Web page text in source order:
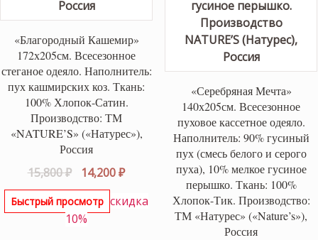
«Благородный Кашемир»
172х205см. Всесезонное
стеганое одеяло. Наполнитель:
пух кашмирских коз. Ткань:
100% Хлопок-Сатин.
Производство: ТМ
«NATURE’S» («Натурес»),
Россия
15,800₽
Первоначальная
цена
составляла
15,800 ₽.
14,200₽Текущая
14,200 ₽.
Быстрый просмотр скидка
10%
«Серебряная Мечта»
140х205см. Всесезонное
пуховое кассетное одеяло.
Наполнитель: 90% гусиный
пух (смесь белого и серого
пуха), 10% мелкое гусиное
перышко. Ткань: 100%
Хлопок-Тик. Производство:
ТМ «Натурес» («Nature’s»),
Россия